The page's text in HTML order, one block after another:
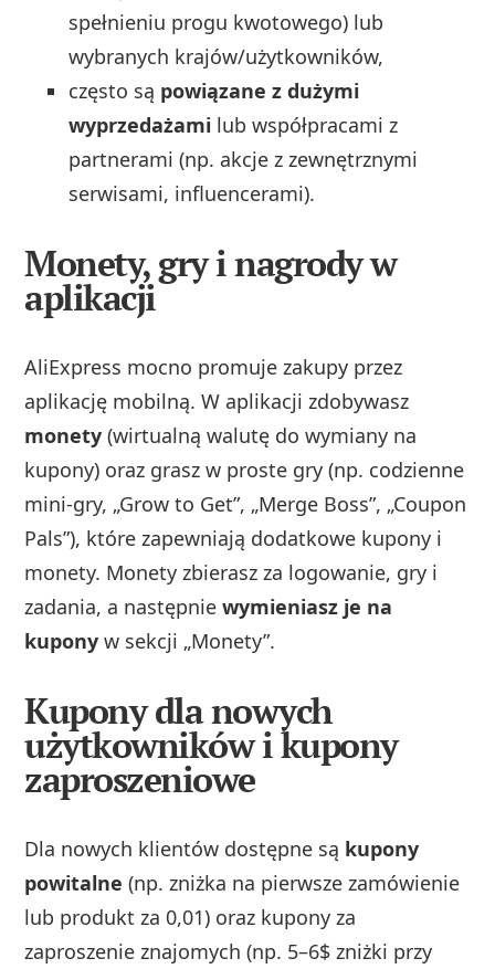
spełnieniu progu kwotowego) lub
wybranych krajów/użytkowników,
często są powiązane z dużymi
wyprzedażami lub współpracami z
partnerami (np. akcje z zewnętrznymi
serwisami, influencerami).
Monety, gry i nagrody w
aplikacji
AliExpress mocno promuje zakupy przez
aplikację mobilną. W aplikacji zdobywasz
monety (wirtualną walutę do wymiany na
kupony) oraz grasz w proste gry (np. codzienne
mini-gry, „Grow to Get”, „Merge Boss”, „Coupon
Pals”), które zapewniają dodatkowe kupony i
monety. Monety zbierasz za logowanie, gry i
zadania, a następniewymieniasz je na
kupony w sekcji „Monety”.
Kupony dla nowych
użytkowników i kupony
zaproszeniowe
Dla nowych klientów dostępne są kupony
powitalne (np. zniżka na pierwsze zamówienie
lub produkt za 0,01) oraz kupony za
zaproszenie znajomych (np. 5–6$ zniżki przy